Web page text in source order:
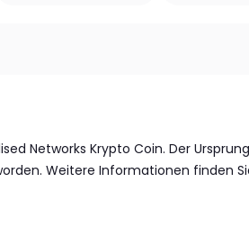
Networks Krypto Coin. Der
Weitere Informationen finden